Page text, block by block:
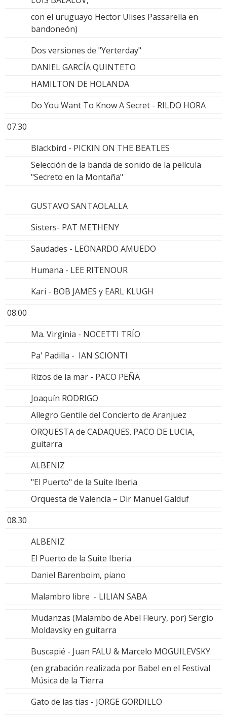
con el uruguayo Hector Ulises Passarella en
bandoneón)
Dos versiones de "Yerterday"
DANIEL GARCÍA QUINTETO
HAMILTON DE HOLANDA
Do You Want To Know A Secret - RILDO HORA
07.30
Blackbird - PICKIN ON THE BEATLES
Selección de la banda de sonido de la película
"Secreto en la Montaña"
GUSTAVO SANTAOLALLA
Sisters- PAT METHENY
Saudades - LEONARDO AMUEDO
Humana - LEE RITENOUR
Kari - BOB JAMES y EARL KLUGH
08.00
Ma. Virginia - NOCETTI TRÍO
Pa' Padilla - IAN SCIONTI
Rizos de la mar - PACO PEÑA
Joaquín RODRIGO
Allegro Gentile del Concierto de Aranjuez
ORQUESTA de CADAQUES. PACO DE LUCIA,
guitarra
ALBENIZ
"El Puerto" de la Suite Iberia
Orquesta de Valencia – Dir Manuel Galduf
08.30
ALBENIZ
El Puerto de la Suite Iberia
Daniel Barenboim, piano
Malambro libre - LILIAN SABA
Mudanzas (Malambo de Abel Fleury, por) Sergio
Moldavsky en guitarra
Buscapié - Juan FALU & Marcelo MOGUILEVSKY
(en grabación realizada por Babel en el Festival
Música de la Tierra
Gato de las tias - JORGE GORDILLO